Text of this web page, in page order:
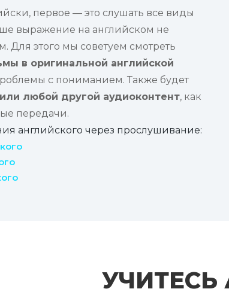
первое — это слушать все виды
выражение на английском не
Для этого мы советуем смотреть
в оригинальной английской
с пониманием. Также будет
любой другой аудиоконтент, как
передачи.
английского через прослушивание:
УЧИТЕСЬ